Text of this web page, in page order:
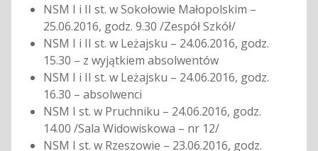
NSM I i II st. w Sokołowie Małopolskim –
25.06.2016, godz. 9.30 /Zespół Szkół/
NSM I i II st. w Leżajsku – 24.06.2016, godz.
15.30 – z wyjątkiem absolwentów
NSM I i II st. w Leżajsku – 24.06.2016, godz.
16.30 – absolwenci
NSM I st. w Pruchniku – 24.06.2016, godz.
14.00 /Sala Widowiskowa – nr 12/
NSM I st. w Rzeszowie – 23.06.2016, godz.